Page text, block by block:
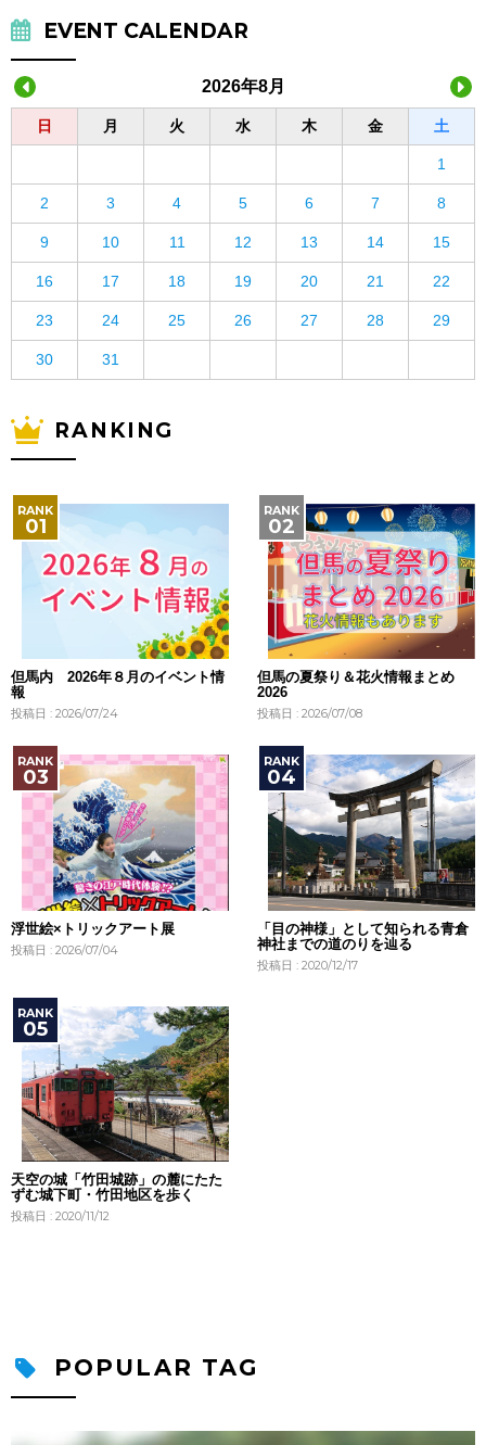
EVENT CALENDAR
2026年8月
日 月 火 水 木 金 土
1
2 3 4 5 6 7 8
9 10 11 12 13 14 15
16 17 18 19 20 21 22
23 24 25 26 27 28 29
30 31
RANKING
但馬内 2026年８月のイベント情
報
投稿日 : 2026/07/24
但馬の夏祭り＆花火情報まとめ
2026
投稿日 : 2026/07/08
浮世絵×トリックアート展
投稿日 : 2026/07/04
「目の神様」として知られる青倉
神社までの道のりを辿る
投稿日 : 2020/12/17
天空の城「竹田城跡」の麓にたた
ずむ城下町・竹田地区を歩く
投稿日 : 2020/11/12
POPULAR TAG